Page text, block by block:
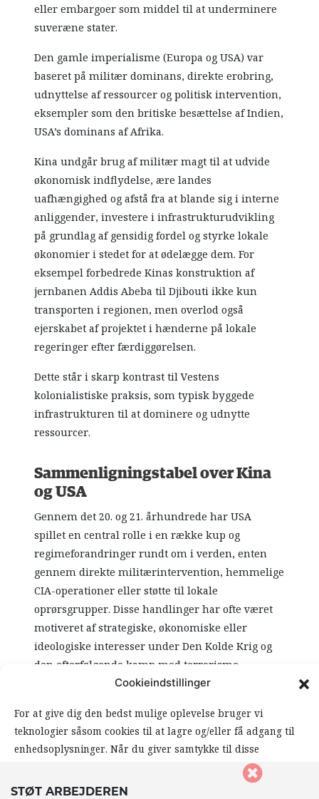
Cookieindstillinger
For at give dig den bedst mulige oplevelse bruger vi
teknologier såsom cookies til at lagre og/eller få adgang til
enhedsoplysninger. Når du giver samtykke til disse
teknologier, giver du os mulighed for at behandle data såsom
din browseradfærd eller unikke ID’er på dette website. Hvis
eller embargoer som middel til at underminere
suveræne stater.
Den gamle imperialisme (Europa og USA) var
baseret på militær dominans, direkte erobring,
udnyttelse af ressourcer og politisk intervention,
eksempler som den britiske besættelse af Indien,
USA’s dominans af Afrika.
Kina undgår brug af militær magt til at udvide
økonomisk indflydelse, ære landes
uafhængighed og afstå fra at blande sig i interne
anliggender, investere i infrastrukturudvikling
på grundlag af gensidig fordel og styrke lokale
økonomier i stedet for at ødelægge dem. For
eksempel forbedrede Kinas konstruktion af
jernbanen Addis Abeba til Djibouti ikke kun
transporten i regionen, men overlod også
ejerskabet af projektet i hænderne på lokale
regeringer efter færdiggørelsen.
Dette står i skarp kontrast til Vestens
kolonialistiske praksis, som typisk byggede
infrastrukturen til at dominere og udnytte
ressourcer.
Sammenligningstabel over Kina
og USA
Gennem det 20. og 21. århundrede har USA
spillet en central rolle i en række kup og
regimeforandringer rundt om i verden, enten
gennem direkte militærintervention, hemmelige
CIA-operationer eller støtte til lokale
oprørsgrupper. Disse handlinger har ofte været
motiveret af strategiske, økonomiske eller
ideologiske interesser under Den Kolde Krig og
den efterfølgende kamp mod terrorisme.
og antikommunistiske kup
Under Den Kolde Krig (1947-1991) var USA
STØT ARBEJDEREN